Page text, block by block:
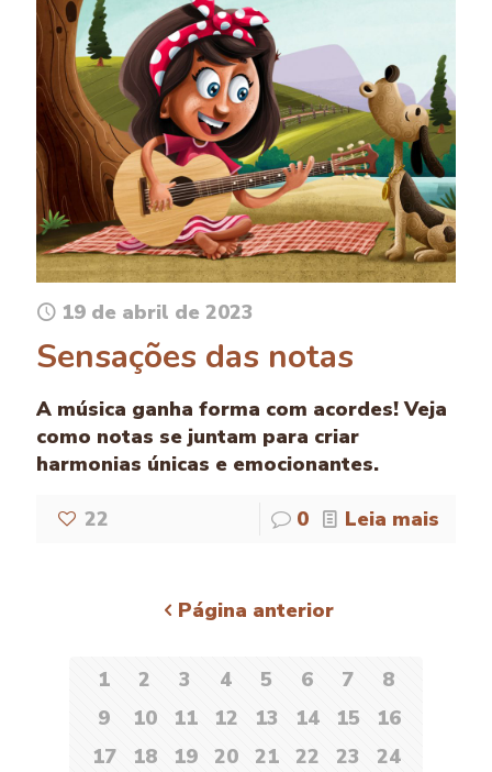
19 de abril de 2023
Sensações das notas
A música ganha forma com acordes! Veja
como notas se juntam para criar
harmonias únicas e emocionantes.
22 0 Leia mais
Página anterior
1 2 3 4 5 6 7
8
9
10 11 12 13 14 15
16
17
18 19 20 21 22 23
24